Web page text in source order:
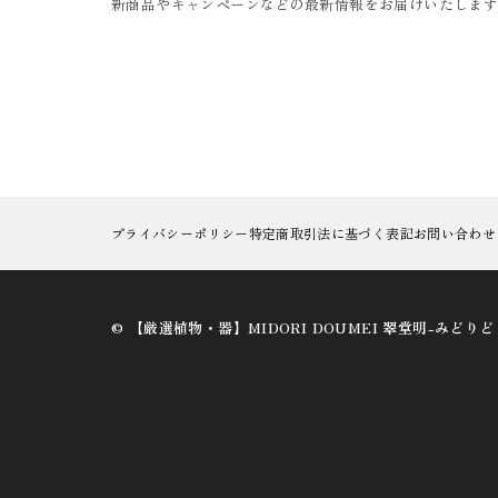
プライバシーポリシー特定商取引法に基づく表記お問い合わせ
©︎ 【厳選植物・器】MIDORI DOUMEI 翠堂明-みどりど